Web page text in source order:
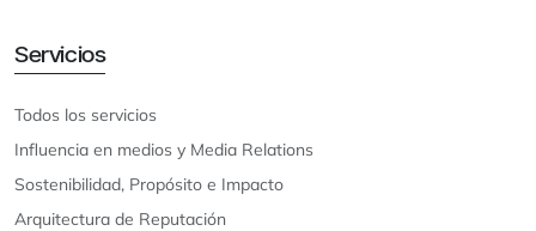
Servicios
Todos los servicios
Influencia en medios y Media Relations
Sostenibilidad, Propósito e Impacto
Arquitectura de Reputación